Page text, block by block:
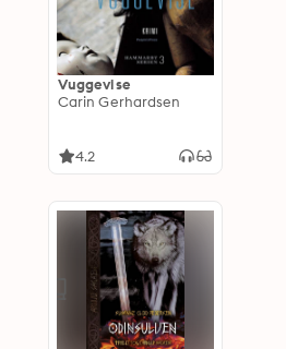
Vuggevise
Carin Gerhardsen
4.2